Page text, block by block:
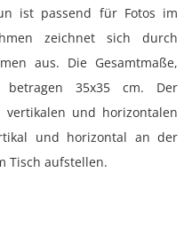
ist passend für Fotos im
zeichnet sich durch
aus. Die Gesamtmaße,
betragen 35x35 cm. Der
und horizontalen
und horizontal an der
Tisch aufstellen.